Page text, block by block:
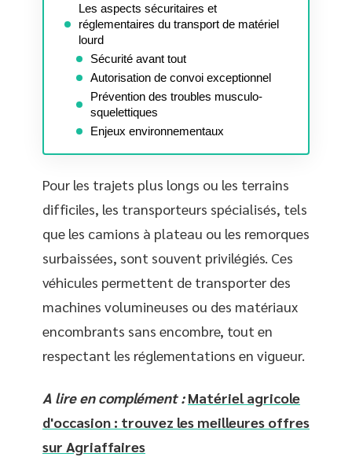
Les aspects sécuritaires et
réglementaires du transport de matériel
lourd
Sécurité avant tout
Autorisation de convoi exceptionnel
Prévention des troubles musculo-
squelettiques
Enjeux environnementaux
Pour les trajets plus longs ou les terrains
difficiles, les transporteurs spécialisés, tels
que les camions à plateau ou les remorques
surbaissées, sont souvent privilégiés. Ces
véhicules permettent de transporter des
machines volumineuses ou des matériaux
encombrants sans encombre, tout en
respectant les réglementations en vigueur.
A lire en complément : Matériel agricole
d'occasion : trouvez les meilleures offres
sur Agriaffaires